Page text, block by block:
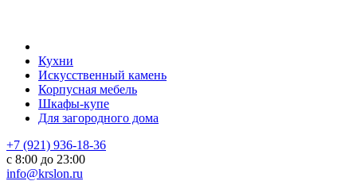
Кухни
Искусственный камень
Корпусная мебель
Шкафы-купе
Для загородного дома
+7 (921) 936-18-36
с 8:00 до 23:00
info@krslon.ru